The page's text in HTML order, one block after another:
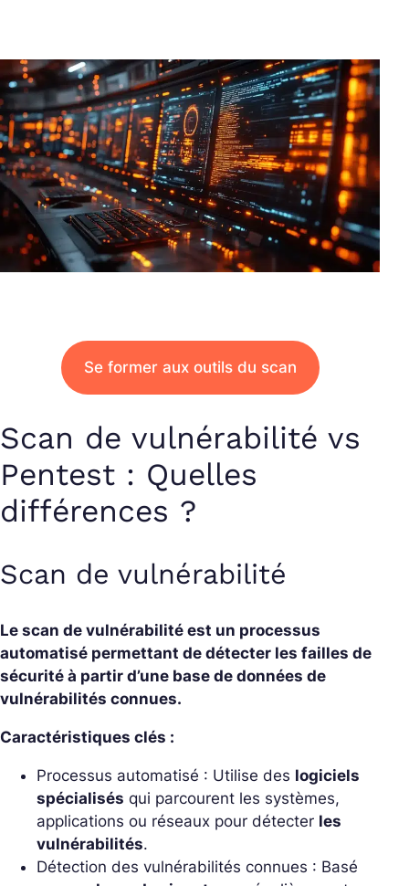
Se former aux outils du scan
Scan de vulnérabilité vs
Pentest : Quelles
différences ?
Scan de vulnérabilité
Le scan de vulnérabilité est un processus
automatisé permettant de détecter les failles de
sécurité à partir d’une base de données de
vulnérabilités connues.
Caractéristiques clés :
Processus automatisé : Utilise des logiciels
spécialisés qui parcourent les systèmes,
applications ou réseaux pour détecter les
vulnérabilités.
Détection des vulnérabilités connues : Basé